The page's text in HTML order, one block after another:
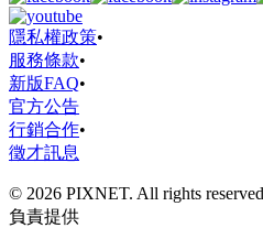
隱私權政策•
服務條款•
新版FAQ•
官方公告
行銷合作•
徵才訊息
© 2026 PIXNET. All rights
負責提供